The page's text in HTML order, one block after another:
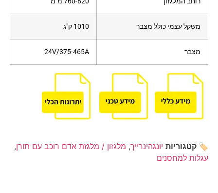
משקל עצמי כולל מצבר 1010 ק"ג
מצבר 24V/375-465A
🏷️ קטגוריות יונגהינרייך, מלגזון / מלגזת אדם רוכב עם תורן,
עגלות למחסנים